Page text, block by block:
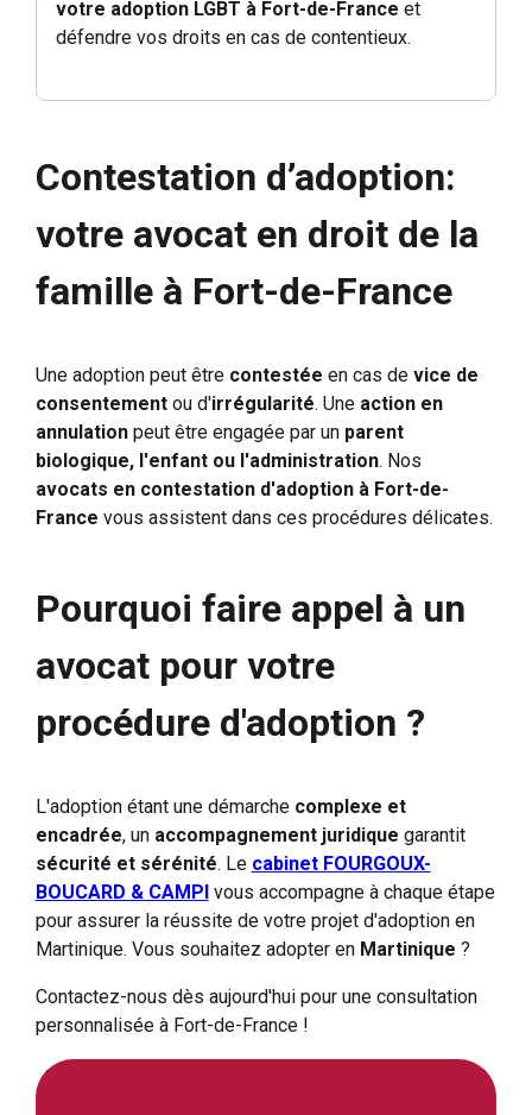
votre adoption LGBT à Fort-de-France et
défendre vos droits en cas de contentieux.
Contestation d’adoption:
votre avocat en droit de la
famille à Fort-de-France
Une adoption peut être contestée en cas de vice de
consentementou d'irrégularité. Une action en
annulationpeut être engagée par un parent
biologique, l'enfant ou l'administration. Nos
avocats en contestation d'adoption à Fort-de-
France vous assistent dans ces procédures délicates.
Pourquoi faire appel à un
avocat pour votre
procédure d'adoption ?
L'adoption étant une démarche complexe et
encadrée, un accompagnement juridique garantit
sécurité et sérénité. Le cabinet FOURGOUX-
BOUCARD & CAMPIvous accompagne à chaque étape
pour assurer la réussite de votre projet d'adoption en
Martinique. Vous souhaitez adopter en Martinique ?
Contactez-nous dès aujourd'hui pour une consultation
personnalisée à Fort-de-France !